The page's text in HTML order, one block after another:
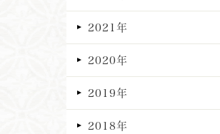
2021年
2020年
2019年
2018年